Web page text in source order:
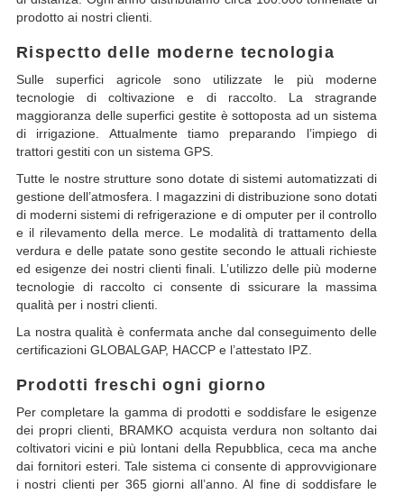
prodotto ai nostri clienti.
Rispectto delle moderne tecnologia
Sulle superfici agricole sono utilizzate le più moderne
tecnologie di coltivazione e di raccolto. La stragrande
maggioranza delle superfici gestite è sottoposta ad un sistema
di irrigazione. Attualmente tiamo preparando l’impiego di
trattori gestiti con un sistema GPS.
Tutte le nostre strutture sono dotate di sistemi automatizzati di
gestione dell’atmosfera. I magazzini di distribuzione sono dotati
di moderni sistemi di refrigerazione e di omputer per il controllo
e il rilevamento della merce. Le modalità di trattamento della
verdura e delle patate sono gestite secondo le attuali richieste
ed esigenze dei nostri clienti finali. L’utilizzo delle più moderne
tecnologie di raccolto ci consente di ssicurare la massima
qualità per i nostri clienti.
La nostra qualità è confermata anche dal conseguimento delle
certificazioni GLOBALGAP, HACCP e l’attestato IPZ.
Prodotti freschi ogni giorno
Per completare la gamma di prodotti e soddisfare le esigenze
dei propri clienti, BRAMKO acquista verdura non soltanto dai
coltivatori vicini e più lontani della Repubblica, ceca ma anche
dai fornitori esteri. Tale sistema ci consente di approvvigionare
i nostri clienti per 365 giorni all’anno. Al fine di soddisfare le